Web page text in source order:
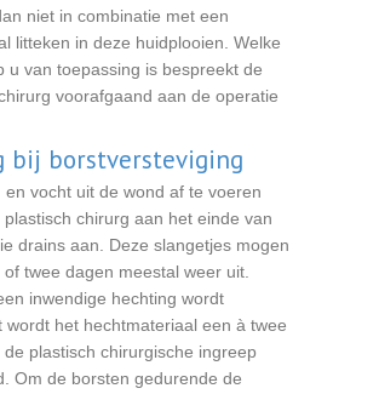
niet in combinatie met een
litteken in deze huidplooien. Welke
u van toepassing is bespreekt de
voorafgaand aan de operatie
bij borstversteviging
en vocht uit de wond af te voeren
plastisch chirurg aan het einde van
drains aan. Deze slangetjes mogen
twee dagen meestal weer uit.
inwendige hechting wordt
wordt het hechtmateriaal een à twee
de plastisch chirurgische ingreep
Om de borsten gedurende de